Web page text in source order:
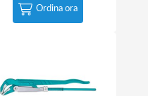
Ordina ora